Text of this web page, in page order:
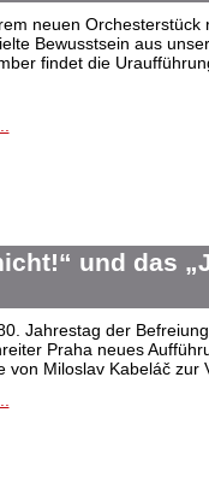
neuen Orchesterstück
Bewusstsein aus
findet die
und das
Jahrestag der
Praha neues
von Miloslav Kabeláč zur